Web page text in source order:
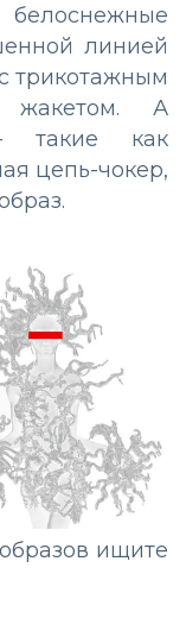
линией
трикотажным
жакетом. А
такие как
цепь-чокер,
ищите